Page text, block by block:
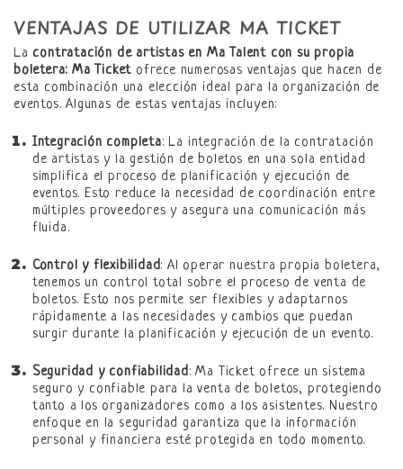
VENTAJAS DE UTILIZAR MA TICKET
La contratación de artistas en Ma Talent con su propia
boletera: Ma Ticket ofrece numerosas ventajas que hacen de
esta combinación una elección ideal para la organización de
eventos. Algunas de estas ventajas incluyen:
Integración completa: La integración de la contratación
de artistas y la gestión de boletos en una sola entidad
simplifica el proceso de planificación y ejecución de
eventos. Esto reduce la necesidad de coordinación entre
múltiples proveedores y asegura una comunicación más
fluida.
Control y flexibilidad: Al operar nuestra propia boletera,
tenemos un control total sobre el proceso de venta de
boletos. Esto nos permite ser flexibles y adaptarnos
rápidamente a las necesidades y cambios que puedan
surgir durante la planificación y ejecución de un evento.
Seguridad y confiabilidad: Ma Ticket ofrece un sistema
seguro y confiable para la venta de boletos, protegiendo
tanto a los organizadores como a los asistentes. Nuestro
enfoque en la seguridad garantiza que la información
personal y financiera esté protegida en todo momento.